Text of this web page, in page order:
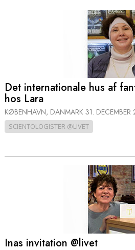
Det internationale hus af
hos Lara
KØBENHAVN, DANMARK 31.
SCIENTOLOGISTER @LIVET
Inas invitation @livet